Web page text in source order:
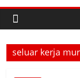
seluar kerja